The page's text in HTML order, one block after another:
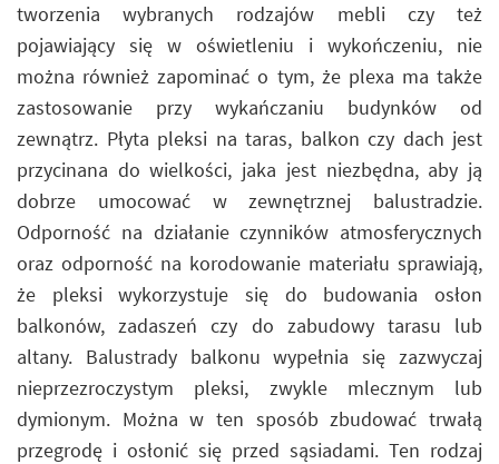
tworzenia wybranych rodzajów mebli czy też
pojawiający się w oświetleniu i wykończeniu, nie
można również zapominać o tym, że plexa ma także
zastosowanie przy wykańczaniu budynków od
zewnątrz. Płyta pleksi na taras, balkon czy dach jest
przycinana do wielkości, jaka jest niezbędna, aby ją
dobrze umocować w zewnętrznej balustradzie.
Odporność na działanie czynników atmosferycznych
oraz odporność na korodowanie materiału sprawiają,
że pleksi wykorzystuje się do budowania osłon
balkonów, zadaszeń czy do zabudowy tarasu lub
altany. Balustrady balkonu wypełnia się zazwyczaj
nieprzezroczystym pleksi, zwykle mlecznym lub
dymionym. Można w ten sposób zbudować trwałą
przegrodę i osłonić się przed sąsiadami. Ten rodzaj